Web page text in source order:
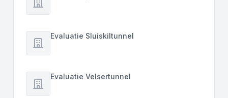
Evaluatie Sluiskiltunnel
Evaluatie Velsertunnel